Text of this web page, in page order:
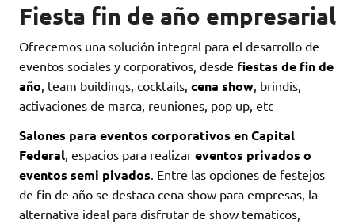
Fiesta fin de año empresarial
Ofrecemos una solución integral para el desarrollo de
eventos sociales y corporativos, desde fiestas de fin de
año , team buildings, cocktails, cena show , brindis,
activaciones de marca, reuniones, pop up, etc
Salones para eventos corporativos en Capital
Federal , espacios para realizar eventos privados o
eventos semi pivados . Entre las opciones de festejos
de fin de año se destaca cena show para empresas, la
alternativa ideal para disfrutar de show tematicos,